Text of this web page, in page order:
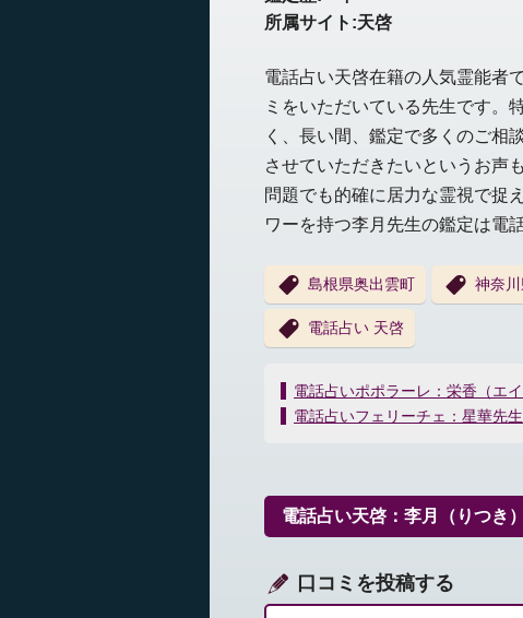
所属サイト:天啓
電話占い天啓在籍の人気霊能者
ミをいただいている先生です。
く、長い間、鑑定で多くのご相
させていただきたいというお声
問題でも的確に居力な霊視で捉
ワーを持つ李月先生の鑑定は電
島根県奥出雲町 神奈
電話占い 天啓
投
稿
ー
シ
ン
電話占いポポラーレ：栄香（エ
電話占いフェリーチェ：星華先
電話占い天啓：李月（りつき
口コミを投稿する